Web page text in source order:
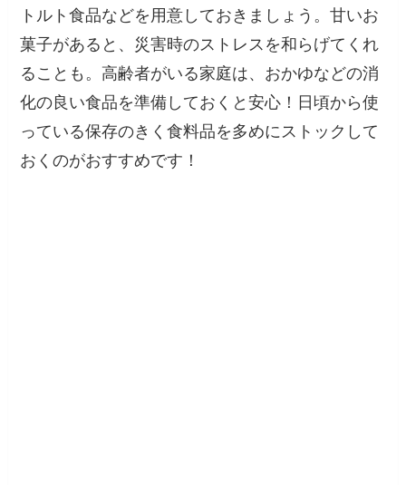
トルト食品などを用意しておきましょう。甘いお
菓子があると、災害時のストレスを和らげてくれ
ることも。高齢者がいる家庭は、おかゆなどの消
化の良い食品を準備しておくと安心！日頃から使
っている保存のきく食料品を多めにストックして
おくのがおすすめです！